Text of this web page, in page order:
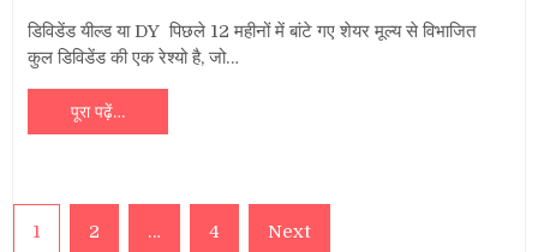
डिविडेंड यील्ड या DY पिछले 12 महीनों में बांटे गए शेयर मूल्य से विभाजित
कुल डिविडेंड की एक रेश्यो है, जो…
पूरा पढ़ें…
Posts
1 2 … 4 Next